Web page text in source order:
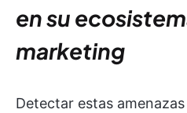
en su
marketing
Detectar estas